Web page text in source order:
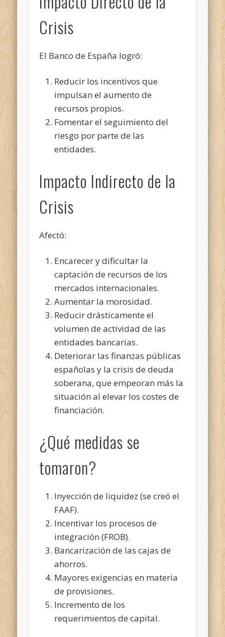
Crisis
El Banco de España logró:
Reducir los incentivos que
impulsan el aumento de
recursos propios.
Fomentar el seguimiento del
riesgo por parte de las
entidades.
Impacto Indirecto de la
Crisis
Afectó:
Encarecer y dificultar la
captación de recursos de los
mercados internacionales.
Aumentar la morosidad.
Reducir drásticamente el
volumen de actividad de las
entidades bancarias.
Deteriorar las finanzas públicas
españolas y la crisis de deuda
soberana, que empeoran más la
situación al elevar los costes de
financiación.
¿Qué medidas se
tomaron?
Inyección de liquidez (se creó el
FAAF).
Incentivar los procesos de
integración (FROB).
Bancarización de las cajas de
ahorros.
Mayores exigencias en materia
de provisiones.
Incremento de los
requerimientos de capital.